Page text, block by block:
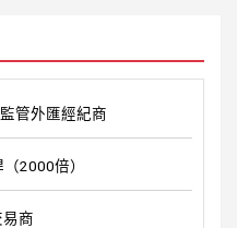
管外匯經紀商
2000倍）
易商